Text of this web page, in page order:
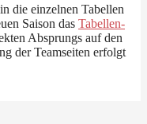
die einzelnen Tabellen
Saison das Tabellen-
Absprungs auf den
der Teamseiten erfolgt